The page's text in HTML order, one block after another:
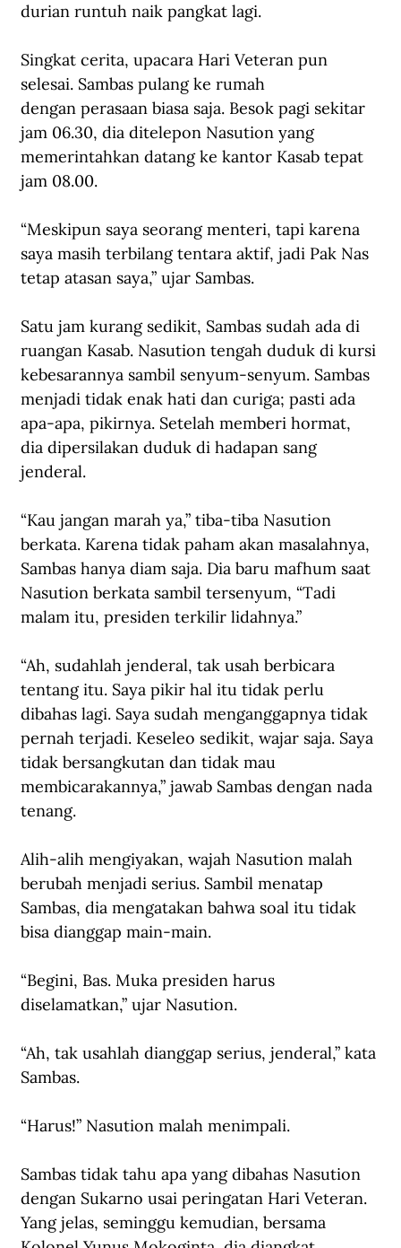
durian runtuh naik pangkat lagi.
Singkat cerita, upacara Hari Veteran pun
selesai. Sambas pulang ke rumah
dengan perasaan biasa saja. Besok pagi sekitar
jam 06.30, dia ditelepon Nasution yang
memerintahkan datang ke kantor Kasab tepat
jam 08.00.
“Meskipun saya seorang menteri, tapi karena
saya masih terbilang tentara aktif, jadi Pak Nas
tetap atasan saya,” ujar Sambas.
Satu jam kurang sedikit, Sambas sudah ada di
ruangan Kasab. Nasution tengah duduk di kursi
kebesarannya sambil senyum-senyum. Sambas
menjadi tidak enak hati dan curiga; pasti ada
apa-apa, pikirnya. Setelah memberi hormat,
dia dipersilakan duduk di hadapan sang
jenderal.
“Kau jangan marah ya,” tiba-tiba Nasution
berkata. Karena tidak paham akan masalahnya,
Sambas hanya diam saja. Dia baru mafhum saat
Nasution berkata sambil tersenyum, “Tadi
malam itu, presiden terkilir lidahnya.”
“Ah, sudahlah jenderal, tak usah berbicara
tentang itu. Saya pikir hal itu tidak perlu
dibahas lagi. Saya sudah menganggapnya tidak
pernah terjadi. Keseleo sedikit, wajar saja. Saya
tidak bersangkutan dan tidak mau
membicarakannya,” jawab Sambas dengan nada
tenang.
Alih-alih mengiyakan, wajah Nasution malah
berubah menjadi serius. Sambil menatap
Sambas, dia mengatakan bahwa soal itu tidak
bisa dianggap main-main.
“Begini, Bas. Muka presiden harus
diselamatkan,” ujar Nasution.
“Ah, tak usahlah dianggap serius, jenderal,” kata
Sambas.
“Harus!” Nasution malah menimpali.
Sambas tidak tahu apa yang dibahas Nasution
dengan Sukarno usai peringatan Hari Veteran.
Yang jelas, seminggu kemudian, bersama